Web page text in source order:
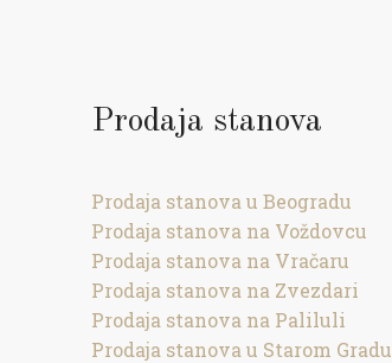
Prodaja stanova
Prodaja stanova u Beogradu
Prodaja stanova na Voždovcu
Prodaja stanova na Vračaru
Prodaja stanova na Zvezdari
Prodaja stanova na Paliluli
Prodaja stanova u Starom Gradu